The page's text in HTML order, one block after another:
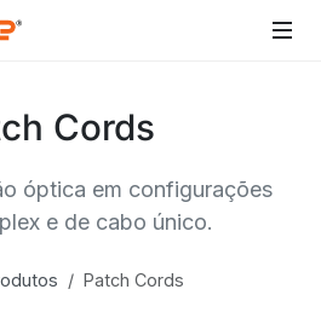
Cords
óptica em configurações
e de cabo único.
Patch Cords